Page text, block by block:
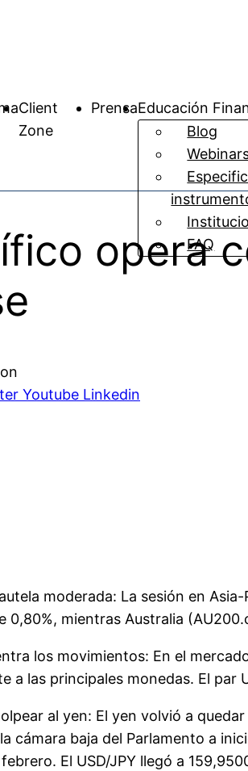
Client
Zone
PrensaEducación
Blog
FAQ
opera
Youtube Linkedin
moderada: La sesión en
0,80%, mientras Australia
los movimientos: En el
a las principales monedas. El par
al yen: El yen volvió a
cámara baja del Parlamento a
El USD/JPY llegó a